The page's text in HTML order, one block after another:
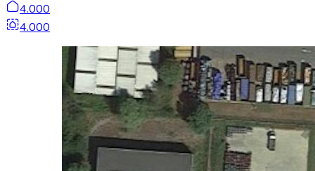
4.000
4.000